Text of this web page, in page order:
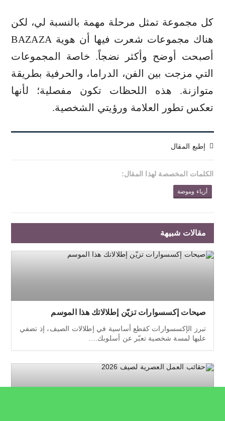
كل مجموعة تمثل مرحلة مهمة بالنسبة لي، لكن
هناك مجموعات شعرت فيها أن هوية BAZAZA
أصبحت أوضح وأكثر نضجاً. خاصة المجموعات
التي مزجت بين الفن، الدراما، والحرفية بطريقة
متوازنة. هذه اللحظات تكون مفصلية؛ لأنها
تعكس تطور العلامة ورؤيتي الشخصية.
إطبع المقال
الكلمات المخصصة لهذا المقال:
أزياء وموضة
مقالات شبيهة
صيحات إكسسوارات تزيّن إطلالاتك هذا الموسم
تبرز الإكسسوارات كقطع أساسية في إطلالات الصيف، إذ تضفي
عليها لمسة شخصية تعبّر عن أسلوبك.…